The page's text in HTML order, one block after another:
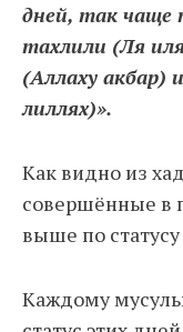
дней, так чаще
тахлили (Ля
(Аллаху акбар)
лиллях)».
Как видно из
совершённые в
выше по
Каждому